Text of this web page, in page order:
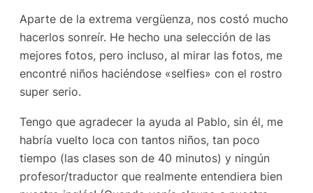
Aparte de la extrema vergüenza, nos costó mucho
hacerlos sonreír. He hecho una selección de las
mejores fotos, pero incluso, al mirar las fotos, me
encontré niños haciéndose «selfies» con el rostro
super serio.
Tengo que agradecer la ayuda al Pablo, sin él, me
habría vuelto loca con tantos niños, tan poco
tiempo (las clases son de 40 minutos) y ningún
profesor/traductor que realmente entendiera bien